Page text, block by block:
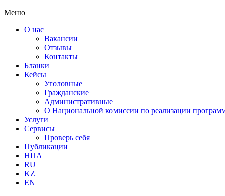
Меню
О нас
Вакансии
Отзывы
Контакты
Бланки
Кейсы
Уголовные
Гражданские
Административные
О Национальной комиссии по реализации
Услуги
Сервисы
Проверь себя
Публикации
НПА
RU
KZ
EN